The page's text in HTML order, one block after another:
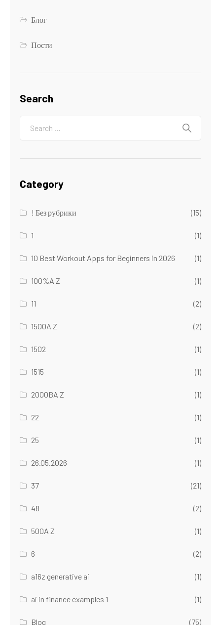
Блог
Пости
Search
Category
! Без рубрики (15)
1 (1)
10 Best Workout Apps for Beginners in 2026 (1)
100%A Z (1)
11 (2)
1500A Z (2)
1502 (1)
1515 (1)
2000BA Z (1)
22 (1)
25 (1)
26.05.2026 (1)
37 (21)
48 (2)
500A Z (1)
6 (2)
a16z generative ai (1)
ai in finance examples 1 (1)
Blog (75)